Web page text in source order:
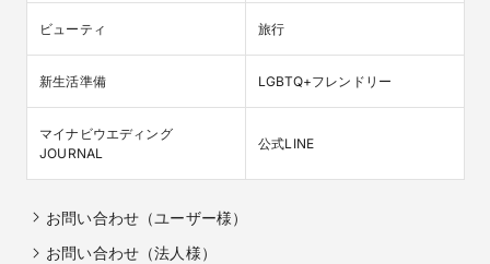
ビューティ 旅行
新生活準備 LGBTQ+フレンドリー
マイナビウエディング
JOURNAL
公式LINE
お問い合わせ（ユーザー様）
お問い合わせ（法人様）